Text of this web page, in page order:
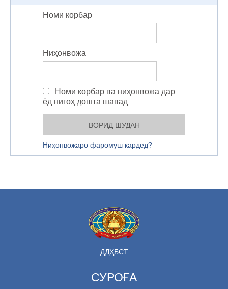
Номи корбар
Ниҳонвожа
Номи корбар ва ниҳонвожа дар
ёд нигоҳ дошта шавад
Ниҳонвожаро фаромӯш кардед?
ДДҲБСТ
СУРОҒА